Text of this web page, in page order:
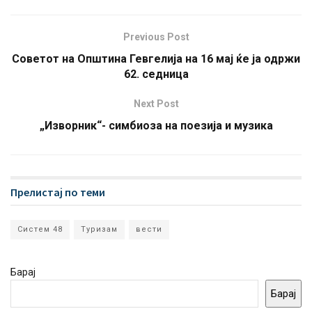
Previous Post
Советот на Општина Гевгелија на 16 мај ќе ја одржи
62. седница
Next Post
„Изворник“- симбиоза на поезија и музика
Прелистај по теми
Систем 48 Туризам вести
Барај
Барај